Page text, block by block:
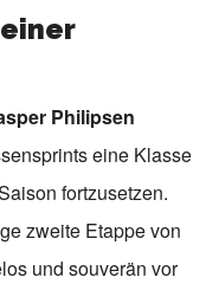
Philipsen
eine Klasse
fortzusetzen.
zweite Etappe von
und souverän vor